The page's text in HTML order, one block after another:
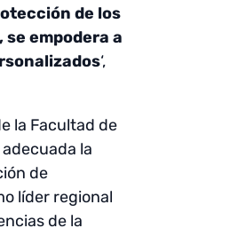
de los
empodera a
‘,
la Facultad de
la
de
líder regional
de la